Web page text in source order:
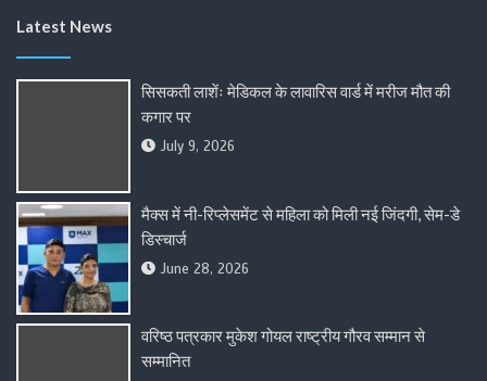
Latest News
सिसकती लाशेंः मेडिकल के लावारिस वार्ड में मरीज मौत की
कगार पर
July 9, 2026
मैक्स में नी-रिप्लेसमेंट से महिला को मिली नई जिंदगी, सेम-डे
डिस्चार्ज
June 28, 2026
वरिष्ठ पत्रकार मुकेश गोयल राष्ट्रीय गौरव सम्मान से
सम्मानित